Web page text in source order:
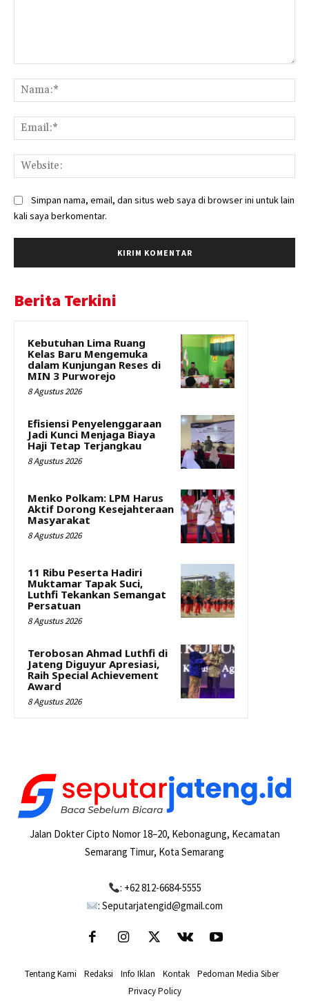
Simpan nama, email, dan situs web saya di browser ini untuk lain
kali saya berkomentar.
Berita Terkini
Kebutuhan Lima Ruang
Kelas Baru Mengemuka
dalam Kunjungan Reses di
MIN 3 Purworejo
8 Agustus 2026
Efisiensi Penyelenggaraan
Jadi Kunci Menjaga Biaya
Haji Tetap Terjangkau
8 Agustus 2026
Menko Polkam: LPM Harus
Aktif Dorong Kesejahteraan
Masyarakat
8 Agustus 2026
11 Ribu Peserta Hadiri
Muktamar Tapak Suci,
Luthfi Tekankan Semangat
Persatuan
8 Agustus 2026
Terobosan Ahmad Luthfi di
Jateng Diguyur Apresiasi,
Raih Special Achievement
Award
8 Agustus 2026
Jalan Dokter Cipto Nomor 18–20, Kebonagung, Kecamatan
Semarang Timur, Kota Semarang
: +62 812-6684-5555
: Seputarjatengid@gmail.com
Tentang Kami Redaksi Info Iklan Kontak Pedoman Media Siber
Privacy Policy